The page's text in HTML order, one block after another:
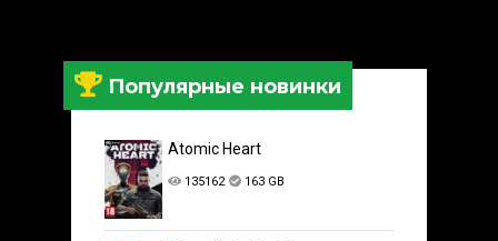
Популярные новинки
Atomic Heart
135162 163 GB